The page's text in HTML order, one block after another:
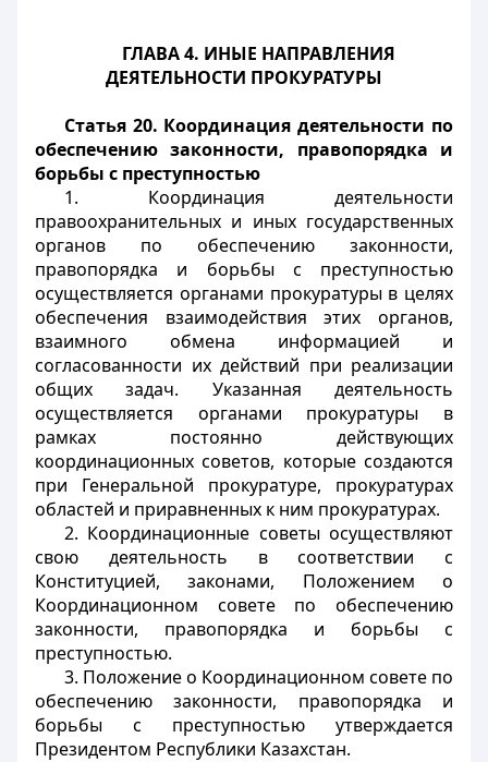
ГЛАВА 4. ИНЫЕ НАПРАВЛЕНИЯ
ДЕЯТЕЛЬНОСТИ ПРОКУРАТУРЫ
Статья 20. Координация деятельности по
обеспечению законности, правопорядка и
борьбы с преступностью
1. Координация деятельности
правоохранительных и иных государственных
органов по обеспечению законности,
правопорядка и борьбы с преступностью
осуществляется органами прокуратуры в целях
обеспечения взаимодействия этих органов,
взаимного обмена информацией и
согласованности их действий при реализации
общих задач. Указанная деятельность
осуществляется органами прокуратуры в
рамках постоянно действующих
координационных советов, которые создаются
при Генеральной прокуратуре, прокуратурах
областей и приравненных к ним прокуратурах.
2. Координационные советы осуществляют
свою деятельность в соответствии с
Конституцией, законами, Положением о
Координационном совете по обеспечению
законности, правопорядка и борьбы с
преступностью.
3. Положение о Координационном совете по
обеспечению законности, правопорядка и
борьбы с преступностью утверждается
Президентом Республики Казахстан.